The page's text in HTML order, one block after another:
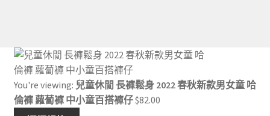
You're viewing: 兒童休閒 長褲鬆身 2022 春秋新款男女童 哈
倫褲 蘿蔔褲 中小童百搭褲仔$82.00